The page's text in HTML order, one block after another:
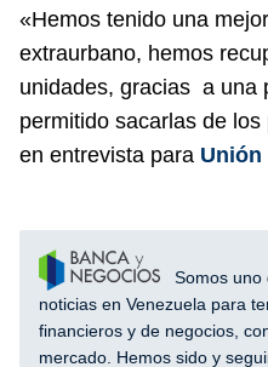
«Hemos tenido una
extraurbano, hemos
unidades, gracias a una
permitido sacarlas de
en entrevista para Unión
Somos uno
noticias en Venezuela para
financieros y de negocios,
mercado. Hemos sido y